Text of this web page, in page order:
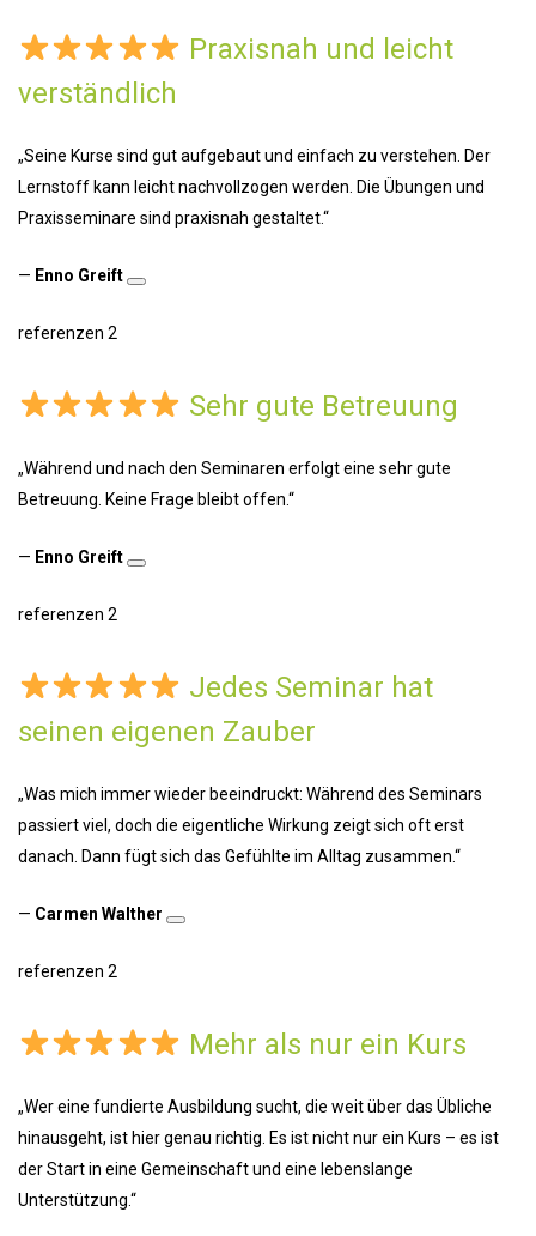
Praxisnah und leicht
verständlich
„Seine Kurse sind gut aufgebaut und einfach zu verstehen. Der
Lernstoff kann leicht nachvollzogen werden. Die Übungen und
Praxisseminare sind praxisnah gestaltet.“
— Enno Greift
referenzen 2
Sehr gute Betreuung
„Während und nach den Seminaren erfolgt eine sehr gute
Betreuung. Keine Frage bleibt offen.“
— Enno Greift
referenzen 2
Jedes Seminar hat
seinen eigenen Zauber
„Was mich immer wieder beeindruckt: Während des Seminars
passiert viel, doch die eigentliche Wirkung zeigt sich oft erst
danach. Dann fügt sich das Gefühlte im Alltag zusammen.“
— Carmen Walther
referenzen 2
Mehr als nur ein Kurs
„Wer eine fundierte Ausbildung sucht, die weit über das Übliche
hinausgeht, ist hier genau richtig. Es ist nicht nur ein Kurs – es ist
der Start in eine Gemeinschaft und eine lebenslange
Unterstützung.“